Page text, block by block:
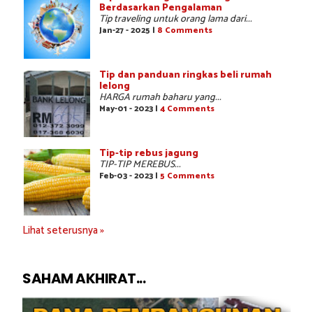
Berdasarkan Pengalaman
Tip traveling untuk orang lama dari...
Jan-27 - 2025 | 8 Comments
Tip dan panduan ringkas beli rumah
lelong
HARGA rumah baharu yang...
May-01 - 2023 | 4 Comments
Tip-tip rebus jagung
TIP-TIP MEREBUS...
Feb-03 - 2023 | 5 Comments
Lihat seterusnya »
SAHAM AKHIRAT...